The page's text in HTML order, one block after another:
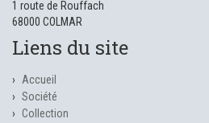
1 route de Rouffach
68000 COLMAR
Liens du site
Accueil
Société
Collection